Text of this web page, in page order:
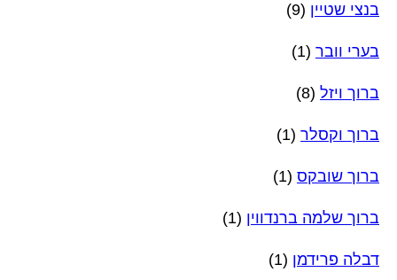
בנצי שטיין (9)
בערי וובר (1)
ברוך ויזל (8)
ברוך וקסלר (1)
ברוך שובקס (1)
ברוך שלמה ברנדווין (1)
דבלה פרידמן (1)